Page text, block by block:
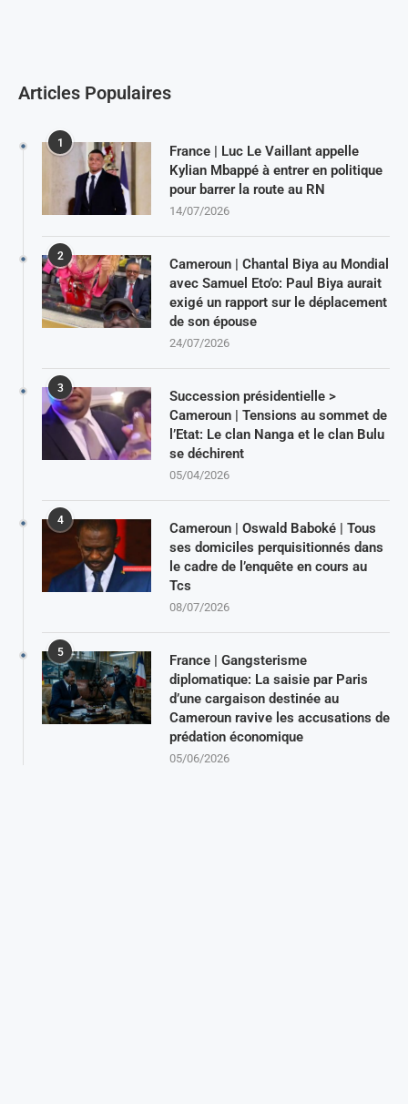
Articles Populaires
1
France | Luc Le Vaillant appelle
Kylian Mbappé à entrer en politique
pour barrer la route au RN
14/07/2026
2
Cameroun | Chantal Biya au Mondial
avec Samuel Eto’o: Paul Biya aurait
exigé un rapport sur le déplacement
de son épouse
24/07/2026
3
Succession présidentielle >
Cameroun | Tensions au sommet de
l’Etat: Le clan Nanga et le clan Bulu
se déchirent
05/04/2026
4
Cameroun | Oswald Baboké | Tous
ses domiciles perquisitionnés dans
le cadre de l’enquête en cours au
Tcs
08/07/2026
5
France | Gangsterisme
diplomatique: La saisie par Paris
d’une cargaison destinée au
Cameroun ravive les accusations de
prédation économique
05/06/2026